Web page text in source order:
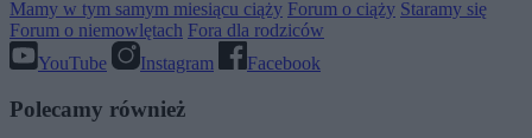
Mamy w tym samym miesiącu ciąży Forum o ciąży Staramy się
Forum o niemowlętach Fora dla rodziców
YouTube
Instagram Facebook
Polecamy również